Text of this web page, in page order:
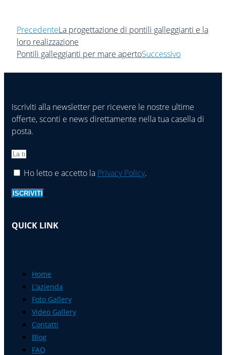
PrecedenteLa progettazione di pontili galleggianti e la
loro realizzazione
Pontili galleggianti per mare apertoSuccessivo
Iscriviti alla newsletter per ricevere le nostre ultime
offerte, sconti e news direttamente nella tua casella di
posta.
Ho letto e accetto la Privacy Policy.
ISCRIVITI
QUICK LINK
Home
L’azienda
Foto Gallery
Video Gallery
Contatti
Blog
FAQ